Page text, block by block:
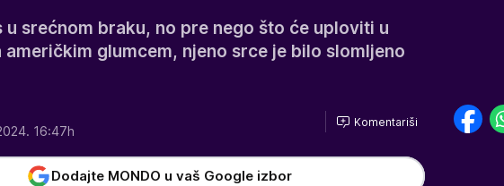
u srećnom braku, no pre nego što će uploviti u
američkim glumcem, njeno srce je bilo slomljeno
16:47h
Komentariši
Dodajte MONDO u vaš Google izbor